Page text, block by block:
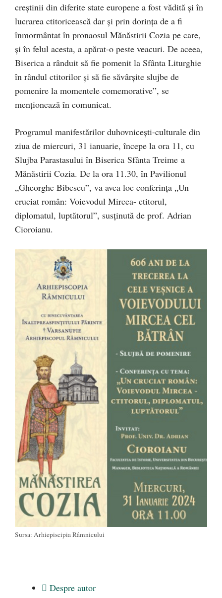
creștinii din diferite state europene a fost vădită și în
lucrarea ctitoricească dar și prin dorința de a fi
înmormântat în pronaosul Mănăstirii Cozia pe care,
și în felul acesta, a apărat-o peste veacuri. De aceea,
Biserica a rânduit să fie pomenit la Sfânta Liturghie
în rândul ctitorilor și să fie săvârșite slujbe de
pomenire la momentele comemorative”, se
menționează în comunicat.
Programul manifestărilor duhovnicești-culturale din
ziua de miercuri, 31 ianuarie, începe la ora 11, cu
Slujba Parastasului în Biserica Sfânta Treime a
Mănăstirii Cozia. De la ora 11.30, în Pavilionul
„Gheorghe Bibescu”, va avea loc conferința „Un
cruciat român: Voievodul Mircea- ctitorul,
diplomatul, luptătorul”, susținută de prof. Adrian
Cioroianu.
Sursa: Arhiepiscipia Râmnicului
Despre autor